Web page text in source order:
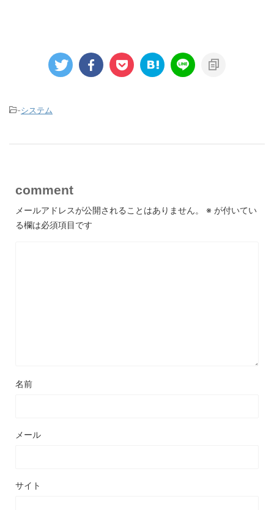
-システム
comment
メールアドレスが公開されることはありません。 ※ が付いてい
る欄は必須項目です
名前
メール
サイト